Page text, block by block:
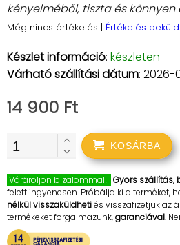
kényelméből, tiszta és
Még nincs értékelés | Értékelés
Készlet információ: készleten
Várható szállítási dátum: 2026-
14 900 Ft
KOSÁRBA
Várároljon bizalommal! Gyors szállítás,
felett ingyenesen. Próbálja ki a terméket,
nélkül visszaküldhetiés visszafizetjük az
termékeket forgalmazunk,garanciával.